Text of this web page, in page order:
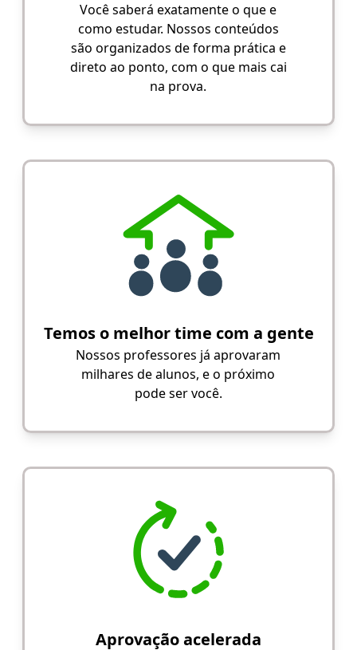
Você saberá exatamente o que e
como estudar. Nossos conteúdos
são organizados de forma prática e
direto ao ponto, com o que mais cai
na prova.
Temos o melhor time com a gente
Nossos professores já aprovaram
milhares de alunos, e o próximo
pode ser você.
Aprovação acelerada